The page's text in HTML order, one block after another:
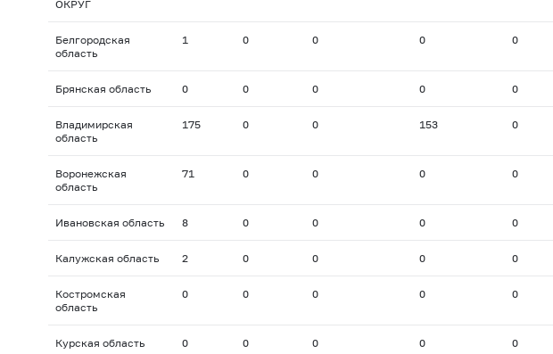
ОКРУГ
Белгородская
область
1 0 0 0 0
Брянская область 0 0 0 0 0
Владимирская
область
175 0 0 153 0
Воронежская
область
71 0 0 0 0
Ивановская область 8 0 0 0 0
Калужская область 2 0 0 0 0
Костромская
область
0 0 0 0 0
Курская область 0 0 0 0 0